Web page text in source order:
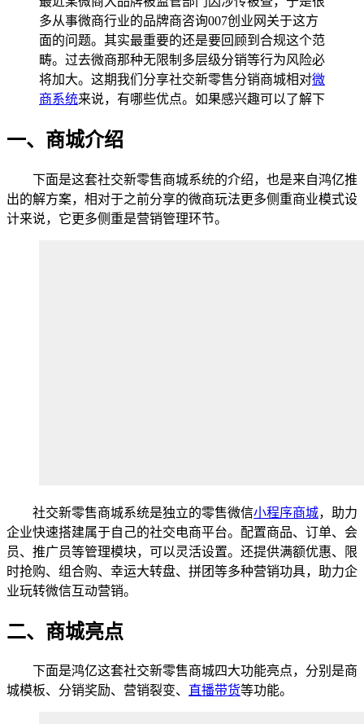
多从事微商行业的品牌商咨询007创业网关于这方
面的问题。其实最重要的还是要回顾到合规这个范
畴。过去微商那种无限制多层级分销等行为风险必
将加大。这期我们分享社交新零售分销商城相对微
商系统来说，有哪些优点。如果感兴趣可以了解下
一、商城介绍
下面是这套社交新零售商城系统的介绍，也是来自鸿亿推
出的解方案，相对于之前分享的微商玩法更多侧重商业模式设
计来说，它更多侧重是营销管理环节。
社交新零售商城系统是独立的零售微信小程序商城，助力
企业快速搭建属于自己的社交电商平台。配置商品、订单、会
员、推广员等管理模块，可以灵活设置。还提供满额优惠、限
时抢购、组合购、幸运大转盘、拼团等多种营销功具，助力企
业玩转微信互动营销。
二、商城亮点
下面是鸿亿这套社交新零售商城四大功能亮点，分别是商
城模板、分销奖励、营销裂变、 直播带货等功能。